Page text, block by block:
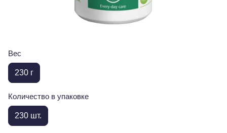
Вес
230 г
Количество в упаковке
230 шт.